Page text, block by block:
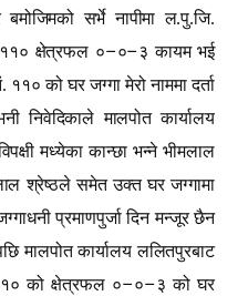
सर्भे नापीमा ल.पु.जि.
११० क्षेत्रफल ०–०–३ कायम भई
को घर जग्गा मेरो नाममा दर्ता
निवेदिकाले मालपोत कार्यालय
मध्येका कान्छा भन्ने भीमलाल
श्रेष्ठले समेत उक्त घर जग्गामा
प्रमाणपुर्जा दिन मन्जूर छैन
मालपोत कार्यालय ललितपुरबाट
को क्षेत्रफल ०–०–३ को घर